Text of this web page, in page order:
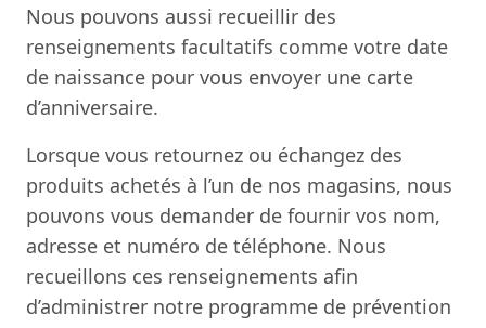
Nous pouvons aussi recueillir des
renseignements facultatifs comme votre date
de naissance pour vous envoyer une carte
d’anniversaire.
Lorsque vous retournez ou échangez des
produits achetés à l’un de nos magasins, nous
pouvons vous demander de fournir vos nom,
adresse et numéro de téléphone. Nous
recueillons ces renseignements afin
d’administrer notre programme de prévention